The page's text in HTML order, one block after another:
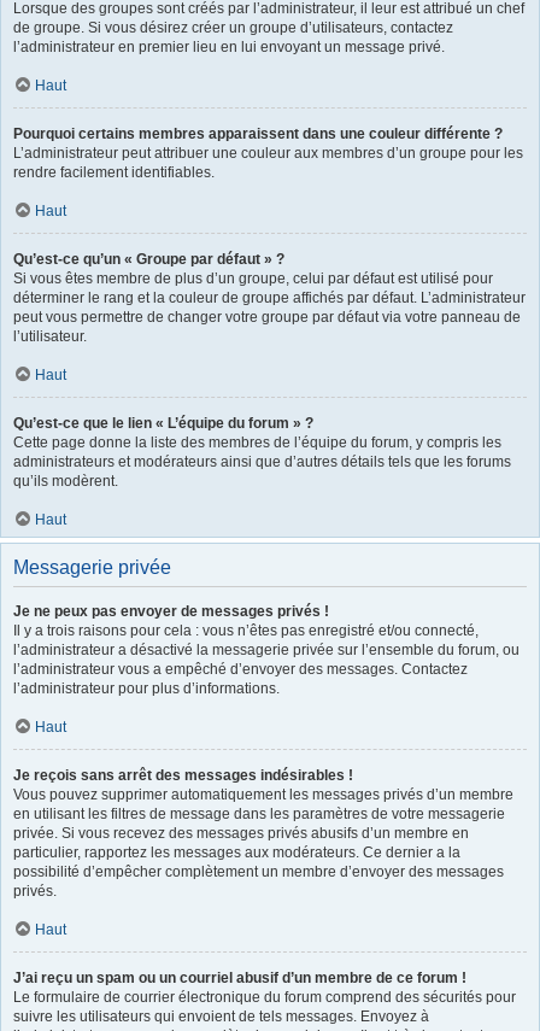
Lorsque des groupes sont créés par l’administrateur, il leur est attribué un chef
de groupe. Si vous désirez créer un groupe d’utilisateurs, contactez
l’administrateur en premier lieu en lui envoyant un message privé.
Haut
Pourquoi certains membres apparaissent dans une couleur différente ?
L’administrateur peut attribuer une couleur aux membres d’un groupe pour les
rendre facilement identifiables.
Haut
Qu’est-ce qu’un « Groupe par défaut » ?
Si vous êtes membre de plus d’un groupe, celui par défaut est utilisé pour
déterminer le rang et la couleur de groupe affichés par défaut. L’administrateur
peut vous permettre de changer votre groupe par défaut via votre panneau de
l’utilisateur.
Haut
Qu’est-ce que le lien « L’équipe du forum » ?
Cette page donne la liste des membres de l’équipe du forum, y compris les
administrateurs et modérateurs ainsi que d’autres détails tels que les forums
qu’ils modèrent.
Haut
Messagerie privée
Je ne peux pas envoyer de messages privés !
Il y a trois raisons pour cela : vous n’êtes pas enregistré et/ou connecté,
l’administrateur a désactivé la messagerie privée sur l’ensemble du forum, ou
l’administrateur vous a empêché d’envoyer des messages. Contactez
l’administrateur pour plus d’informations.
Haut
Je reçois sans arrêt des messages indésirables !
Vous pouvez supprimer automatiquement les messages privés d’un membre
en utilisant les filtres de message dans les paramètres de votre messagerie
privée. Si vous recevez des messages privés abusifs d’un membre en
particulier, rapportez les messages aux modérateurs. Ce dernier a la
possibilité d’empêcher complètement un membre d’envoyer des messages
privés.
Haut
J’ai reçu un spam ou un courriel abusif d’un membre de ce forum !
Le formulaire de courrier électronique du forum comprend des sécurités pour
suivre les utilisateurs qui envoient de tels messages. Envoyez à